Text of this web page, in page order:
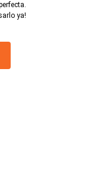
ya!